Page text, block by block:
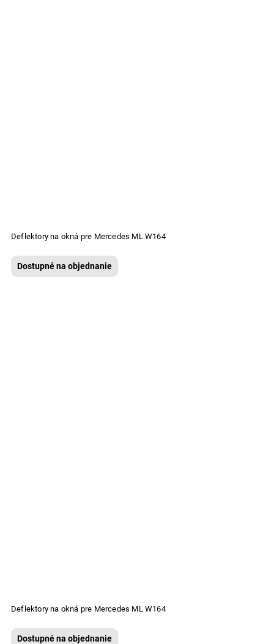
Deflektory na okná pre Mercedes ML W164
Dostupné na objednanie
Deflektory na okná pre Mercedes ML W164
Dostupné na objednanie